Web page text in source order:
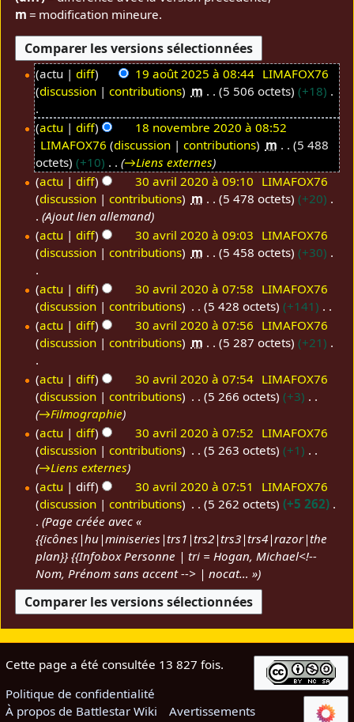
m = modification mineure.
actu diff 19 août 2025 à 08:44 LIMAFOX76
discussion
contributions m 5 506 octets +18
A
u
c
u
n
é
s
u
m
é
d
e
s
m
o
d
i
f
i
c
a
t
i
o
n
s
actu diff
18 novembre 2020 à 08:52
LIMAFOX76 discussion contributions m
5 488
octets
+10 →Liens externes
actu diff 30 avril 2020 à 09:10 LIMAFOX76
discussion
contributions m 5 478 octets
+20
Ajout lien allemand
actu
diff 30 avril 2020 à 09:03 LIMAFOX76
discussion
contributions m 5 458 octets +30
A
u
c
u
r
é
s
u
m
é
d
e
s
m
o
d
i
f
i
t
o
actu diff 30 avril 2020 à 07:58 LIMAFOX76
discussion
contributions 5 428 octets
+141
A
u
u
n
r
é
s
u
m
é
d
e
s
m
d
i
c
a
t
actu diff 30 avril 2020 à 07:56 LIMAFOX76
discussion
contributions m 5 287 octets +21
A
u
c
u
n
r
é
s
u
m
é
d
e
s
i
f
i
actu diff 30 avril 2020 à 07:54 LIMAFOX76
discussion
contributions 5 266 octets
+3
→Filmographie
actu
diff 30 avril 2020 à 07:52 LIMAFOX76
discussion
contributions 5 263 octets
+1
→Liens externes
actu
diff 30 avril 2020 à 07:51
LIMAFOX76
discussion
contributions 5 262 octets
+5 262
Page créée avec «
{{icônes|hu|miniseries|trs1|trs2|trs3|trs4|razor|the
plan}} {{Infobox Personne | tri = Hogan, Michael<!--
Nom, Prénom sans accent --> | nocat… »
Cette page a été consultée 13 827 fois.
Politique de confidentialité
À propos de Battlestar Wiki
Avertissements